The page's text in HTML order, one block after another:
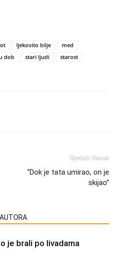
ljekovito bilje
med
dob stari ljudi
starost
Sljedeći članak
“Dok je tata umirao, on je
skijao”
je brali po livadama